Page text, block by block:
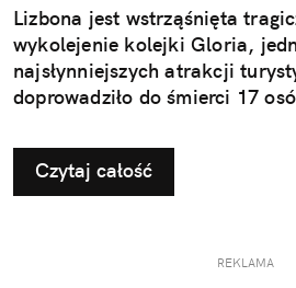
Lizbona jest wstrząśnięta
wykolejenie kolejki Gloria,
najsłynniejszych atrakcji
doprowadziło do śmierci 17
Czytaj całość
REKLAMA